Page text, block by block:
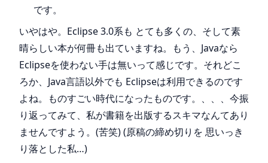
です。
いやはや。Eclipse 3.0系も とても多くの、そして素
晴らしい本が何冊も出ていますね。もう、Javaなら
Eclipseを使わない手は無いって感じです。それどこ
ろか、Java言語以外でも Eclipseは利用できるのです
よね。ものすごい時代になったものです。、、、今振
り返ってみて、私が書籍を出版するスキマなんてあり
ませんですよう。(苦笑) (原稿の締め切りを 思いっき
り落とした私…)